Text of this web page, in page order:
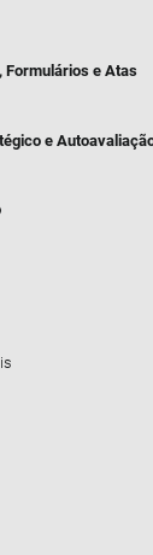
Formulários e Atas
e